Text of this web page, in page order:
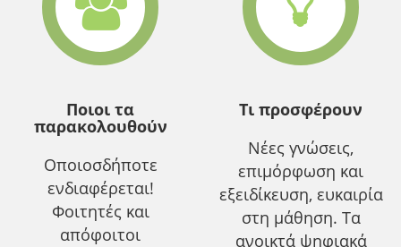
Ποιοι τα
παρακολουθούν
Οποιοσδήποτε
ενδιαφέρεται!
Φοιτητές και
απόφοιτοι
Τι προσφέρουν
Νέες γνώσεις,
επιμόρφωση και
εξειδίκευση, ευκαιρία
στη μάθηση. Τα
ανοικτά ψηφιακά